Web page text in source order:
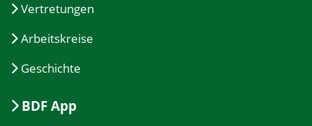
Vertretungen
Arbeitskreise
Geschichte
BDF App